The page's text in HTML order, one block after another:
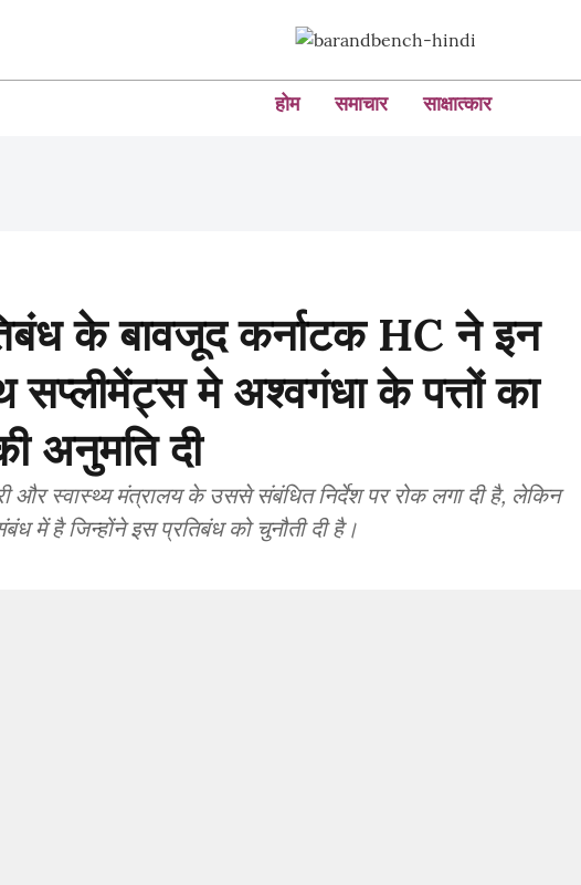
होम समाचार साक्षात्कार
के बावजूद कर्नाटक HC ने इन
सप्लीमेंट्स मे अश्वगंधा के पत्तों का
अनुमति दी
और स्वास्थ्य मंत्रालय के उससे संबंधित निर्देश पर रोक लगा दी है, लेकिन
में है जिन्होंने इस प्रतिबंध को चुनौती दी है।